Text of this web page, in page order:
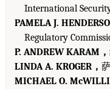
International
PAMELA J.
Regulatory
P. ANDREW KARAM，
LINDA A. KROGER，
MICHAEL O.